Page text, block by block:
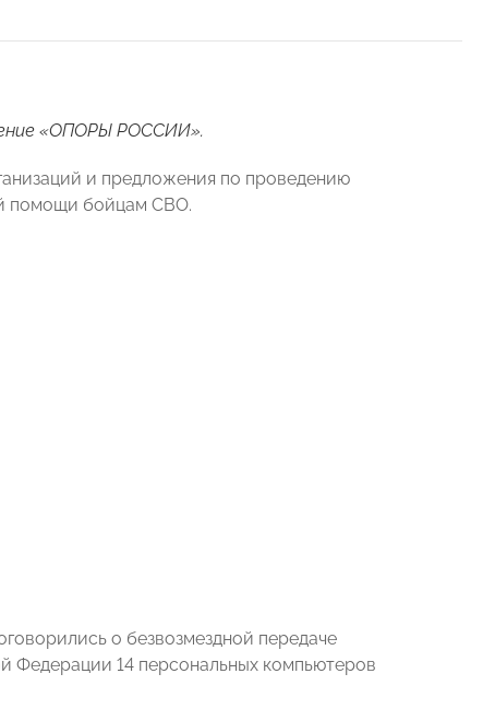
«ОПОРЫ РОССИИ».
и предложения по проведению
помощи бойцам СВО.
о безвозмездной передаче
Федерации 14 персональных компьютеров